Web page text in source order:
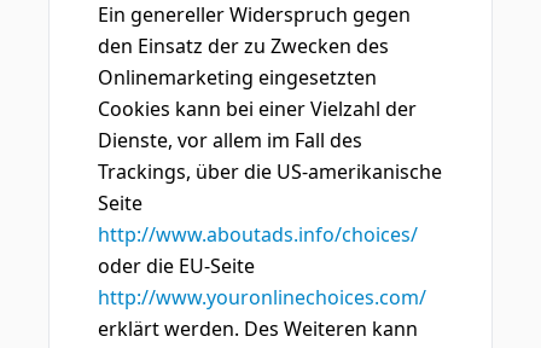
Ein genereller Widerspruch gegen
den Einsatz der zu Zwecken des
Onlinemarketing eingesetzten
Cookies kann bei einer Vielzahl der
Dienste, vor allem im Fall des
Trackings, über die US-amerikanische
Seite
http://www.aboutads.info/choices/
oder die EU-Seite
http://www.youronlinechoices.com/
erklärt werden. Des Weiteren kann